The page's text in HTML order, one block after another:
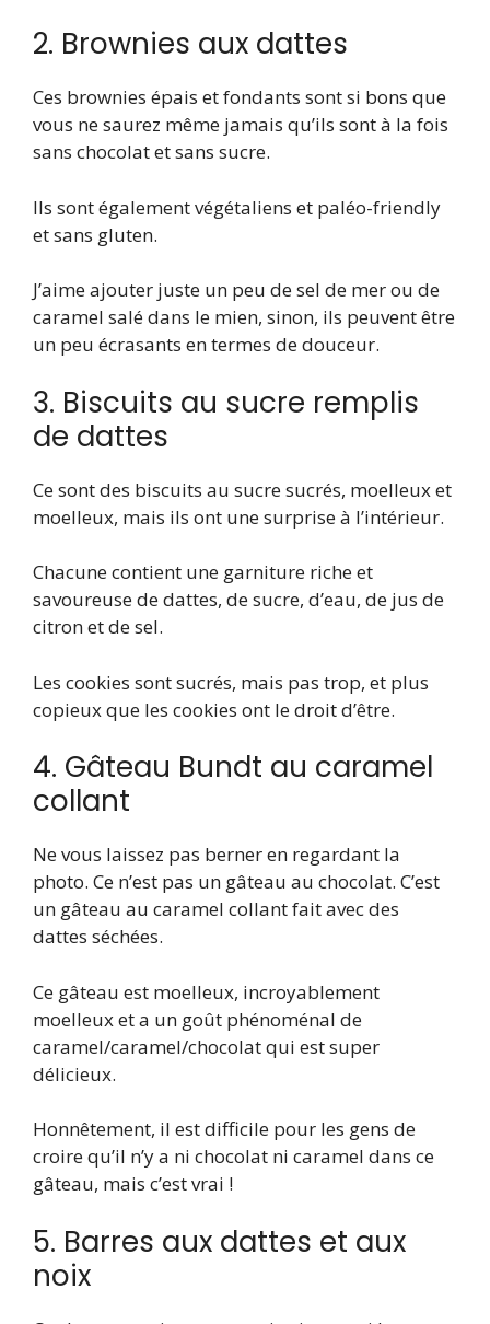
2. Brownies aux dattes
Ces brownies épais et fondants sont si bons que
vous ne saurez même jamais qu’ils sont à la fois
sans chocolat et sans sucre.
Ils sont également végétaliens et paléo-friendly
et sans gluten.
J’aime ajouter juste un peu de sel de mer ou de
caramel salé dans le mien, sinon, ils peuvent être
un peu écrasants en termes de douceur.
3. Biscuits au sucre remplis
de dattes
Ce sont des biscuits au sucre sucrés, moelleux et
moelleux, mais ils ont une surprise à l’intérieur.
Chacune contient une garniture riche et
savoureuse de dattes, de sucre, d’eau, de jus de
citron et de sel.
Les cookies sont sucrés, mais pas trop, et plus
copieux que les cookies ont le droit d’être.
4. Gâteau Bundt au caramel
collant
Ne vous laissez pas berner en regardant la
photo. Ce n’est pas un gâteau au chocolat. C’est
un gâteau au caramel collant fait avec des
dattes séchées.
Ce gâteau est moelleux, incroyablement
moelleux et a un goût phénoménal de
caramel/caramel/chocolat qui est super
délicieux.
Honnêtement, il est difficile pour les gens de
croire qu’il n’y a ni chocolat ni caramel dans ce
gâteau, mais c’est vrai !
5. Barres aux dattes et aux
noix